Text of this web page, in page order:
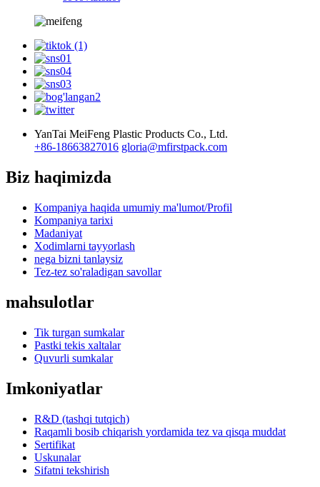
YanTai MeiFeng Plastic Products Co., Ltd.
+86-18663827016 gloria@mfirstpack.com
Biz haqimizda
Kompaniya haqida umumiy ma'lumot/Profil
Kompaniya tarixi
Madaniyat
Xodimlarni tayyorlash
nega bizni tanlaysiz
Tez-tez so'raladigan savollar
mahsulotlar
Tik turgan sumkalar
Pastki tekis xaltalar
Quvurli sumkalar
Imkoniyatlar
R&D (tashqi tutqich)
Raqamli bosib chiqarish yordamida tez va qisqa muddat
Sertifikat
Uskunalar
Sifatni tekshirish